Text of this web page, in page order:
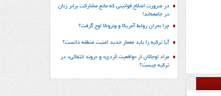
در ضرورت اصلاح قوانینی که مانع مشارکت برابر زنان
در جامعه‌اند!
چرا بحران روابط آمریکا و ونزوئلا اوج گرفت؟
آیا ترکیه را باید معمار جدید امنیت منطقه دانست؟
مراد اوجالان از «واقعیت کُردی» و «روند انتقالی» در
ترکیه چیست؟